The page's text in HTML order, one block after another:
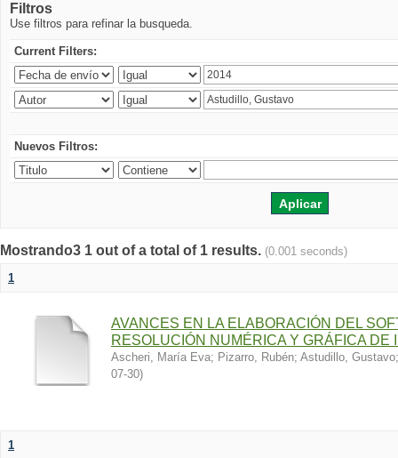
Filtros
Use filtros para refinar la busqueda.
Current Filters:
Nuevos Filtros:
Mostrando3 1 out of a total of 1 results. (0.001 seconds)
1
AVANCES EN LA ELABORACIÓN DEL
RESOLUCIÓN NUMÉRICA Y GRÁFICA DE
Ascheri, María Eva; Pizarro, Rubén; Astudillo, Gustavo
07-30)
1